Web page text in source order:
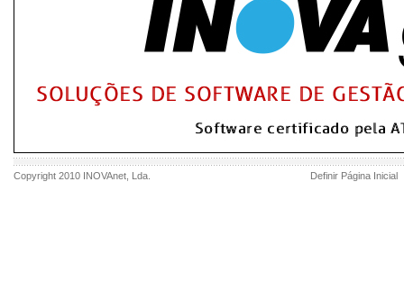
Copyright 2010 INOVAnet , Lda. Definir Página Inicial